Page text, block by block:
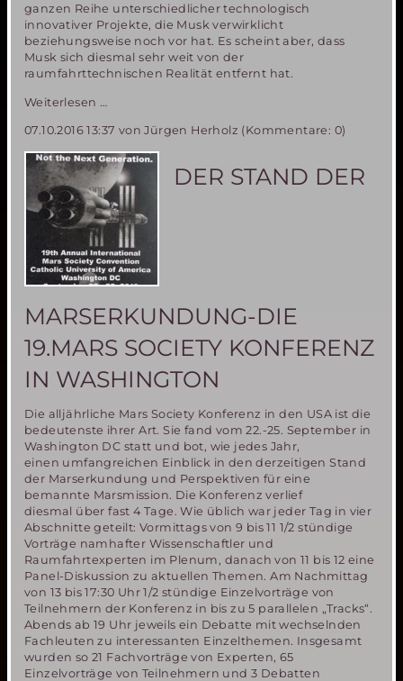
ganzen Reihe unterschiedlicher technologisch
innovativer Projekte, die Musk verwirklicht
beziehungsweise noch vor hat. Es scheint aber, dass
Musk sich diesmal sehr weit von der
raumfahrttechnischen Realität entfernt hat.
Weiterlesen …
„geht
in
die
Vollen“-1000
Menschen
auf
einmal
zum
Mars!
07.10.2016 13:37 von Jürgen Herholz (Kommentare: 0)
DER STAND DER
MARSERKUNDUNG-DIE
19.MARS SOCIETY KONFERENZ
IN WASHINGTON
Die alljährliche Mars Society Konferenz in den USA ist die
bedeutenste ihrer Art. Sie fand vom 22.-25. September in
Washington DC statt und bot, wie jedes Jahr,
einen umfangreichen Einblick in den derzeitigen Stand
der Marserkundung und Perspektiven für eine
bemannte Marsmission. Die Konferenz verlief
diesmal über fast 4 Tage. Wie üblich war jeder Tag in vier
Abschnitte geteilt: Vormittags von 9 bis 11 1/2 stündige
Vorträge namhafter Wissenschaftler und
Raumfahrtexperten im Plenum, danach von 11 bis 12 eine
Panel-Diskussion zu aktuellen Themen. Am Nachmittag
von 13 bis 17:30 Uhr 1/2 stündige Einzelvorträge von
Teilnehmern der Konferenz in bis zu 5 parallelen „Tracks“.
Abends ab 19 Uhr jeweils ein Debatte mit wechselnden
Fachleuten zu interessanten Einzelthemen. Insgesamt
wurden so 21 Fachvorträge von Experten, 65
Einzelvorträge von Teilnehmern und 3 Debatten